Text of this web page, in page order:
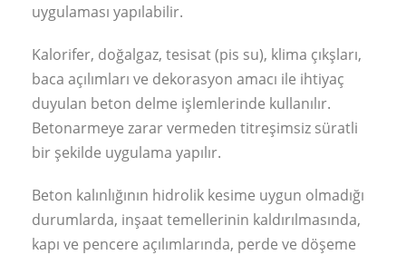
uygulaması yapılabilir.
Kalorifer, doğalgaz, tesisat (pis su), klima çıkşları,
baca açılımları ve dekorasyon amacı ile ihtiyaç
duyulan beton delme işlemlerinde kullanılır.
Betonarmeye zarar vermeden titreşimsiz süratli
bir şekilde uygulama yapılır.
Beton kalınlığının hidrolik kesime uygun olmadığı
durumlarda, inşaat temellerinin kaldırılmasında,
kapı ve pencere açılımlarında, perde ve döşeme